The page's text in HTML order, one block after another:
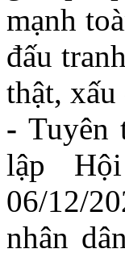
mạnh
đấu
thật,
- Tuyên
lập
06/12/
nhân